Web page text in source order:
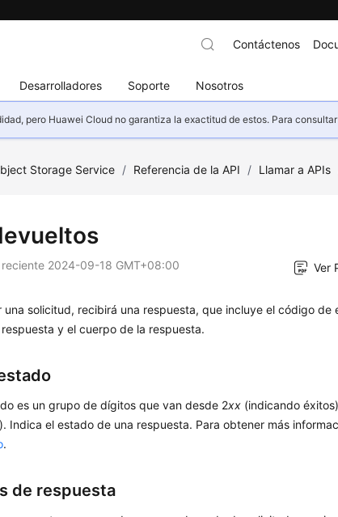
Desarrolladores Soporte Nosotros
Contáctenos
pero Huawei Cloud no garantiza la exactitud de estos. Para
Storage Service / Referencia de la API / Llamar a APIs
2024-09-18 GMT+08:00 Ver
una solicitud, recibirá una respuesta, que incluye el código de
y el cuerpo de la respuesta.
es un grupo de dígitos que van desde 2xx (indicando
Indica el estado de una respuesta. Para obtener más
.
de respuesta